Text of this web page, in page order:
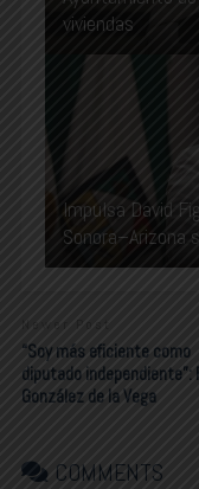
viviendas
Impulsa David
Sonora–Arizona
Newer Post
“Soy más eficiente como
diputado independiente”:
González de la Vega
COMMENTS